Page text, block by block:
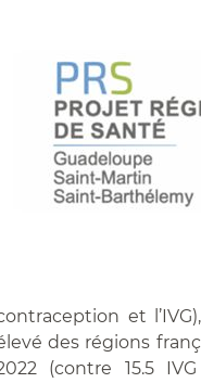
et
des régions
(contre 15.5